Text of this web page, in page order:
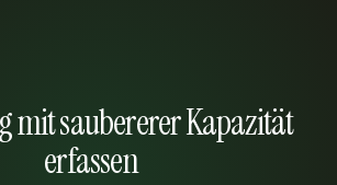
mit saubererer Kapazität
erfassen